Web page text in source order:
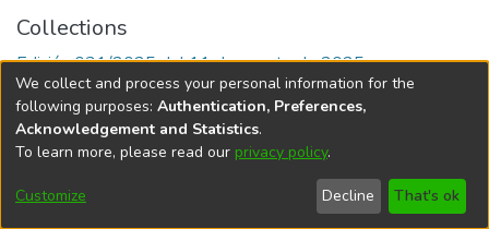
Collections
Edición 031/2025 del 11 de agosto de 2025
Universidad Nacional de Córdoba
We collect and process your personal information for the
following purposes: Authentication, Preferences,
Acknowledgement and Statistics.
To learn more, please read our privacy policy.
Customize Decline That's ok